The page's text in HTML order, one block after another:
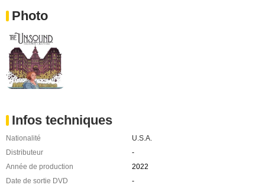
Photo
Infos techniques
Nationalité
U.S.A.
Distributeur
-
Année de production
2022
Date de sortie DVD
-